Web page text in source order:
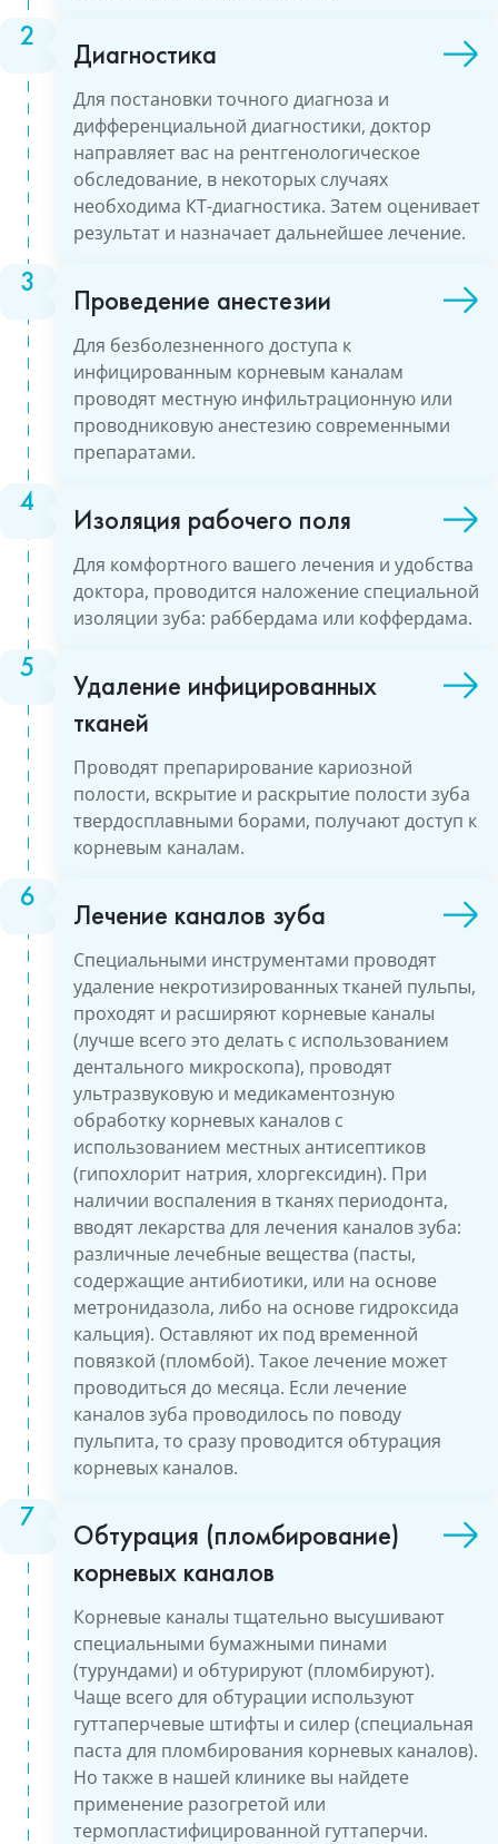
Диагностика
Для постановки точного диагноза и
дифференциальной диагностики, доктор
направляет вас на рентгенологическое
обследование, в некоторых случаях
необходима КТ-диагностика. Затем оценивает
результат и назначает дальнейшее лечение.
Проведение анестезии
Для безболезненного доступа к
инфицированным корневым каналам
проводят местную инфильтрационную или
проводниковую анестезию современными
препаратами.
Изоляция рабочего поля
Для комфортного вашего лечения и удобства
доктора, проводится наложение специальной
изоляции зуба: раббердама или коффердама.
Удаление инфицированных
тканей
Проводят препарирование кариозной
полости, вскрытие и раскрытие полости зуба
твердосплавными борами, получают доступ к
корневым каналам.
Лечение каналов зуба
Специальными инструментами проводят
удаление некротизированных тканей пульпы,
проходят и расширяют корневые каналы
(лучше всего это делать с использованием
дентального микроскопа), проводят
ультразвуковую и медикаментозную
обработку корневых каналов с
использованием местных антисептиков
(гипохлорит натрия, хлоргексидин). При
наличии воспаления в тканях периодонта,
вводят лекарства для лечения каналов зуба:
различные лечебные вещества (пасты,
содержащие антибиотики, или на основе
метронидазола, либо на основе гидроксида
кальция). Оставляют их под временной
повязкой (пломбой). Такое лечение может
проводиться до месяца. Если лечение
каналов зуба проводилось по поводу
пульпита, то сразу проводится обтурация
корневых каналов.
Обтурация (пломбирование)
корневых каналов
Корневые каналы тщательно высушивают
специальными бумажными пинами
(турундами) и обтурируют (пломбируют).
Чаще всего для обтурации используют
гуттаперчевые штифты и силер (специальная
паста для пломбирования корневых каналов).
Но также в нашей клинике вы найдете
применение разогретой или
термопластифицированной гуттаперчи.